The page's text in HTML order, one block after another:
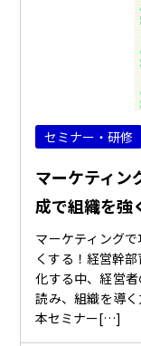
セミナー・研修
マーケティン
成で組織を強
マーケティング
くする！経営幹
化する中、経営
読み、組織を導
本セミナー[…]